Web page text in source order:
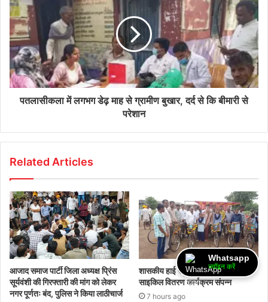
पतलासीकला में लगभग डेढ़ माह से ग्रामीण बुखार, दर्द से कि बीमारी से
परेशान
Related Articles
आजाद समाज पार्टी जिला अध्यक्ष प्रिंस
सूर्यवंशी की गिरफ्तारी की मांग को लेकर
नगर पूर्णतः बंद, पुलिस ने किया लाठीचार्ज
शासकीय हाई स्कूल खेताखेड़ा पर निशुल्क
साइकिल वितरण कार्यक्रम संपन्न
7 hours ago
Whatsapp
ज्वॉइन करें